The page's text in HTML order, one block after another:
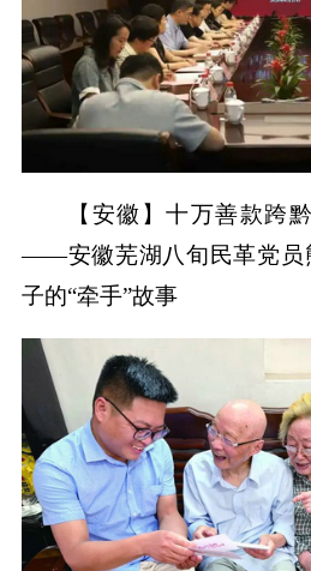
【安徽】十万善款跨
——安徽芜湖八旬民革党员
子的“牵手”故事